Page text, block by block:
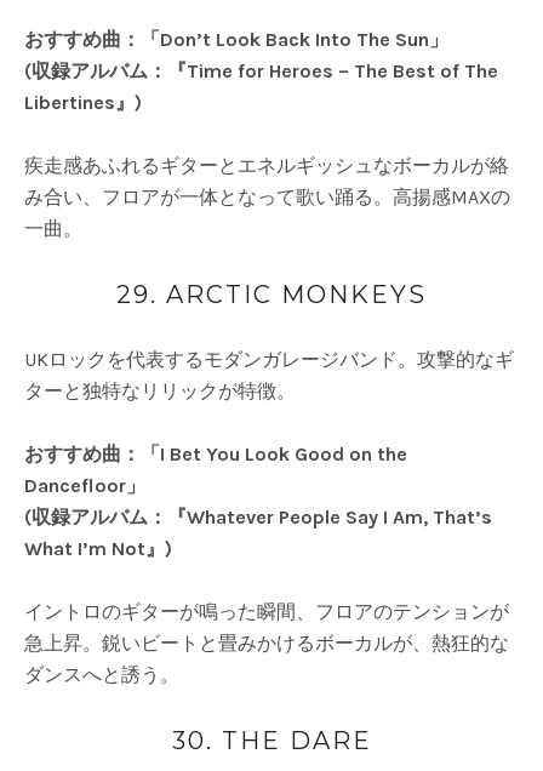
おすすめ曲：「Don’t Look Back Into The Sun」
(収録アルバム：『Time for Heroes – The Best of The
Libertines』)
疾走感あふれるギターとエネルギッシュなボーカルが絡
み合い、フロアが一体となって歌い踊る。高揚感MAXの
一曲。
29. ARCTIC MONKEYS
UKロックを代表するモダンガレージバンド。攻撃的なギ
ターと独特なリリックが特徴。
おすすめ曲：「I Bet You Look Good on the
Dancefloor」
(収録アルバム：『Whatever People Say I Am, That’s
What I’m Not』)
イントロのギターが鳴った瞬間、フロアのテンションが
急上昇。鋭いビートと畳みかけるボーカルが、熱狂的な
ダンスへと誘う。
30. THE DARE